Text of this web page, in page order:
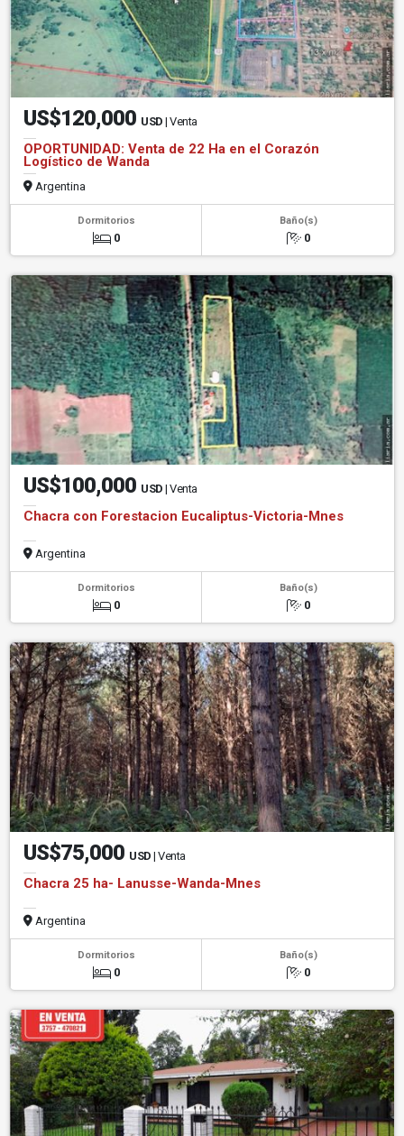
US$120,000 USD | Venta
OPORTUNIDAD: Venta de 22 Ha en el Corazón
Logístico de Wanda
Argentina
Dormitorios
0
Baño(s)
0
US$100,000 USD | Venta
Chacra con Forestacion Eucaliptus-Victoria-Mnes
Argentina
Dormitorios
0
Baño(s)
0
US$75,000 USD | Venta
Chacra 25 ha- Lanusse-Wanda-Mnes
Argentina
Dormitorios
0
Baño(s)
0